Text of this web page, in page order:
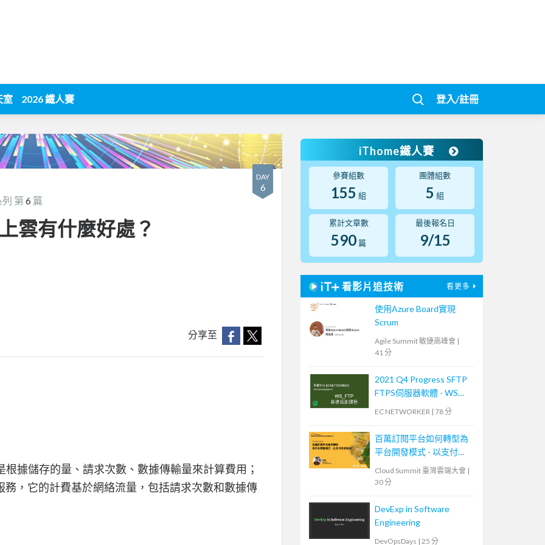
室 2026 鐵人賽 登入/註冊
DAY
6
列 第6 篇
雲有什麼好處？
分享至
據儲存的量、請求次數、數據傳輸量來計算費用；
，它的計費基於網絡流量，包括請求次數和數據傳
iThome鐵人賽
參賽組數
155 組
團體組數
5 組
累計文章數
590 篇
最後報名日
9/15
看影片追技術 看更多
使用Azure Board實現
Scrum
Agile Summit 敏捷高峰會 |
41 分
2021 Q4 Progress SFTP
FTPS伺服器軟體 - WS
FTP 技術培訓課程 (2)
EC NETWORKER | 78 分
百萬訂閱平台如何轉型為
平台開發模式 - 以支付系
Cloud Summit 臺灣雲端大會 |
30 分
DevExp in Software
Engineering
DevOpsDays | 25 分